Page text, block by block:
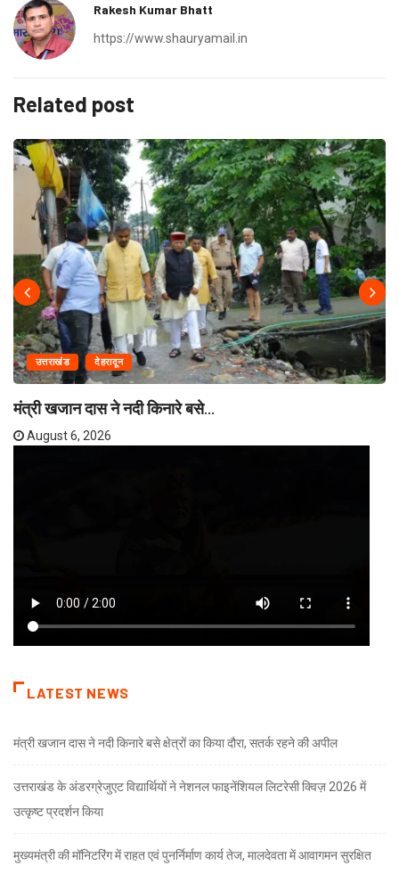
Rakesh Kumar Bhatt
https://www.shauryamail.in
Related post
उत्तराखंड देहरादून
मंत्री खजान दास ने नदी किनारे बसे...
August 6, 2026
LATEST NEWS
मंत्री खजान दास ने नदी किनारे बसे क्षेत्रों का किया दौरा, सतर्क रहने की अपील
उत्तराखंड के अंडरग्रेजुएट विद्यार्थियों ने नेशनल फाइनेंशियल लिटरेसी क्विज़ 2026 में
उत्कृष्ट प्रदर्शन किया
मुख्यमंत्री की मॉनिटरिंग में राहत एवं पुनर्निर्माण कार्य तेज, मालदेवता में आवागमन सुरक्षित